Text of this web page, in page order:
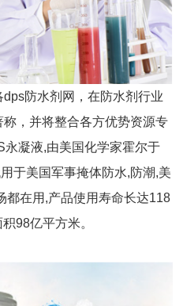
dps防水剂网，在防水剂行业
，并将整合各方优势资源专
凝液,由美国化学家霍尔于
于美国军事掩体防水,防潮,美
都在用,产品使用寿命长达118
98亿平方米。